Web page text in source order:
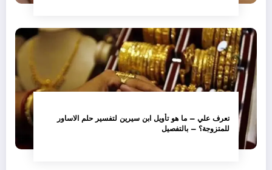
تعرف علي – ما هو تأويل ابن سيرين لتفسير حلم الاساور
للمتزوجة؟ – بالتفصيل